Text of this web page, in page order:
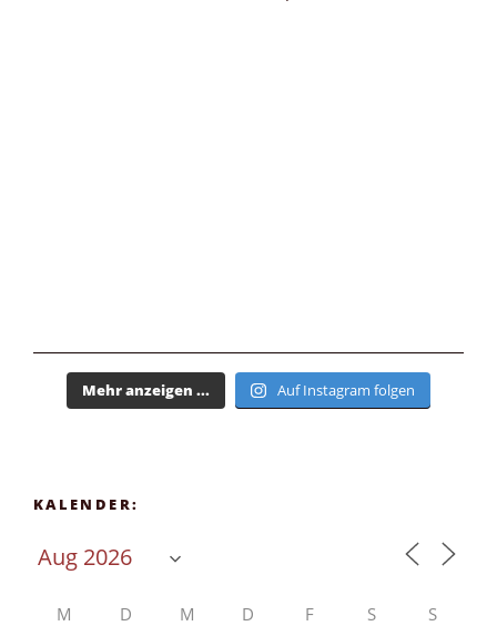
Mehr anzeigen ... Auf Instagram folgen
KALENDER:
M D M D F S S